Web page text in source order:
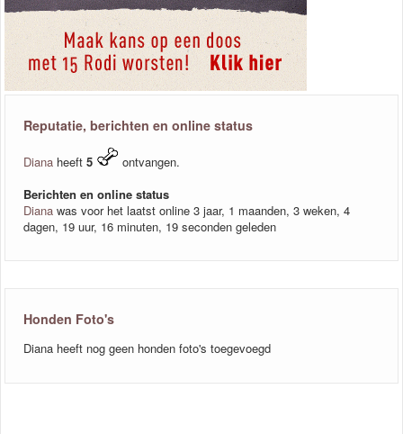
Reputatie, berichten en online status
Diana heeft 5
ontvangen.
Berichten en online status
Diana was voor het laatst online 3 jaar, 1 maanden, 3 weken, 4
dagen, 19 uur, 16 minuten, 19 seconden geleden
Honden Foto's
Diana heeft nog geen honden foto's toegevoegd